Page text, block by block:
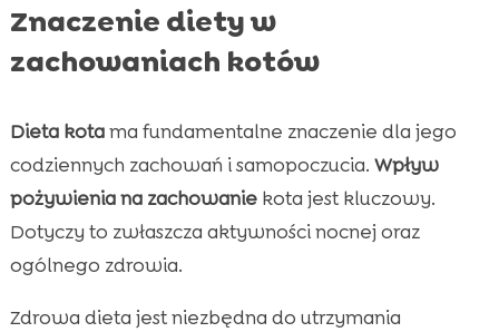
Znaczenie diety w
zachowaniach kotów
Dieta kotama fundamentalne znaczenie dla jego
codziennych zachowań i samopoczucia. Wpływ
pożywienia na zachowaniekota jest kluczowy.
Dotyczy to zwłaszcza aktywności nocnej oraz
ogólnego zdrowia.
Zdrowa dieta jest niezbędna do utrzymania